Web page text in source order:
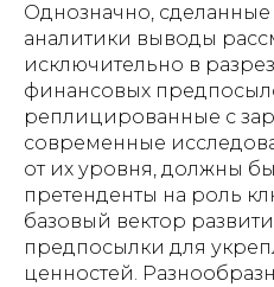
Однозначно, сделанные
аналитики выводы
исключительно в
финансовых
реплицированные с
современные
от их уровня, должны
претенденты на роль
базовый вектор
предпосылки для
ценностей.